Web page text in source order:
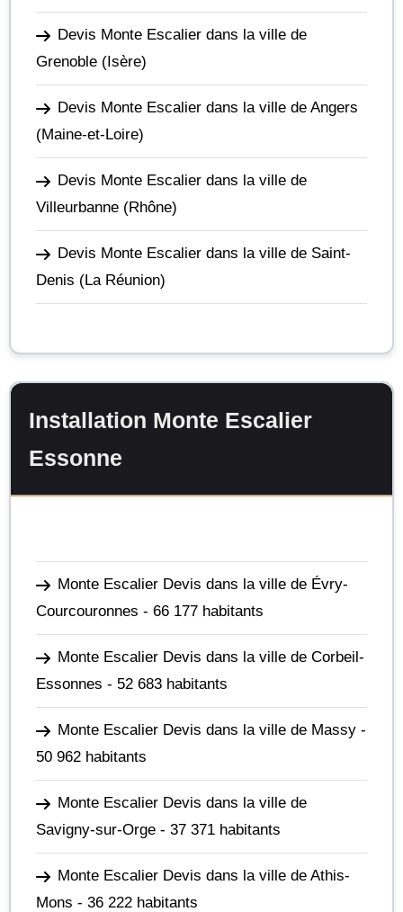
Devis Monte Escalier dans la ville de
Grenoble (Isère)
Devis Monte Escalier dans la ville de Angers
(Maine-et-Loire)
Devis Monte Escalier dans la ville de
Villeurbanne (Rhône)
Devis Monte Escalier dans la ville de Saint-
Denis (La Réunion)
Installation Monte Escalier
Essonne
Monte Escalier Devis dans la ville de Évry-
Courcouronnes - 66 177 habitants
Monte Escalier Devis dans la ville de Corbeil-
Essonnes - 52 683 habitants
Monte Escalier Devis dans la ville de Massy -
50 962 habitants
Monte Escalier Devis dans la ville de
Savigny-sur-Orge - 37 371 habitants
Monte Escalier Devis dans la ville de Athis-
Mons - 36 222 habitants